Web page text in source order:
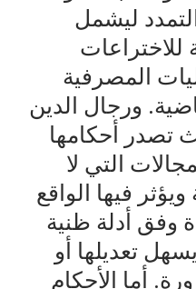
ليشمل
المصرفية
ورجال الدين
تصدر أحكامها
التي لا
فيها الواقع
وفق أدلة ظنية
تعديلها أو
أما الأحكام